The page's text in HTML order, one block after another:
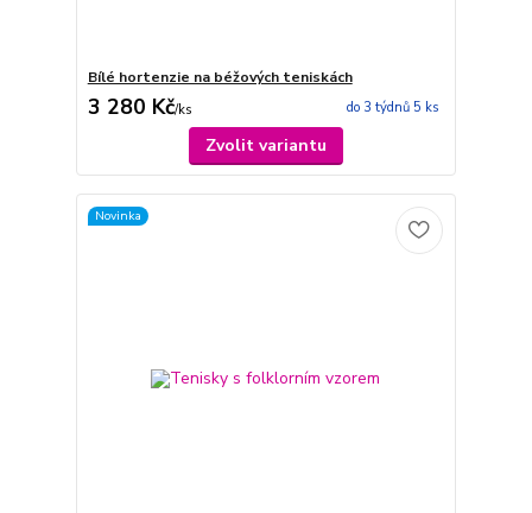
Bílé hortenzie na béžových teniskách
3 280 Kč/ks do 3 týdnů 5 ks
Zvolit variantu
Novinka